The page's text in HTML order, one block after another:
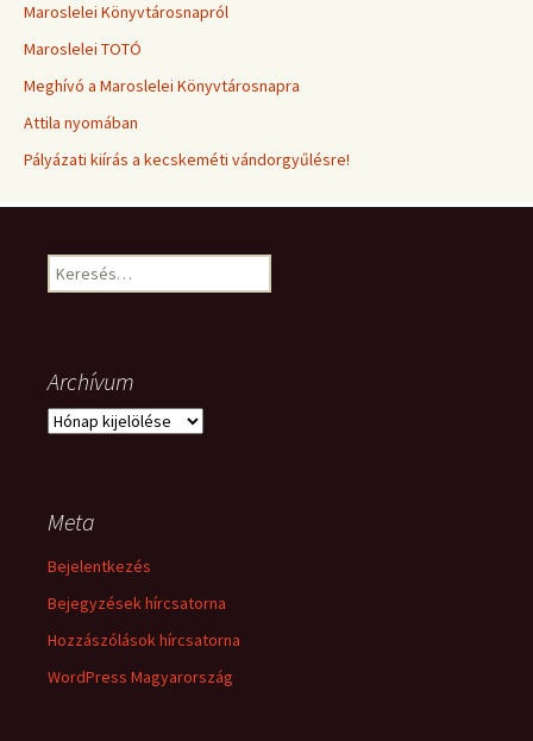
Maroslelei Könyvtárosnapról
Maroslelei TOTÓ
Meghívó a Maroslelei Könyvtárosnapra
Attila nyomában
Pályázati kiírás a kecskeméti vándorgyűlésre!
Keresés:
Archívum
Archívum
Meta
Bejelentkezés
Bejegyzések hírcsatorna
Hozzászólások hírcsatorna
WordPress Magyarország